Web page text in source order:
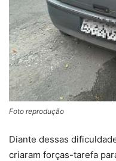
Foto reprodução
Diante dessas
criaram forças-tarefa